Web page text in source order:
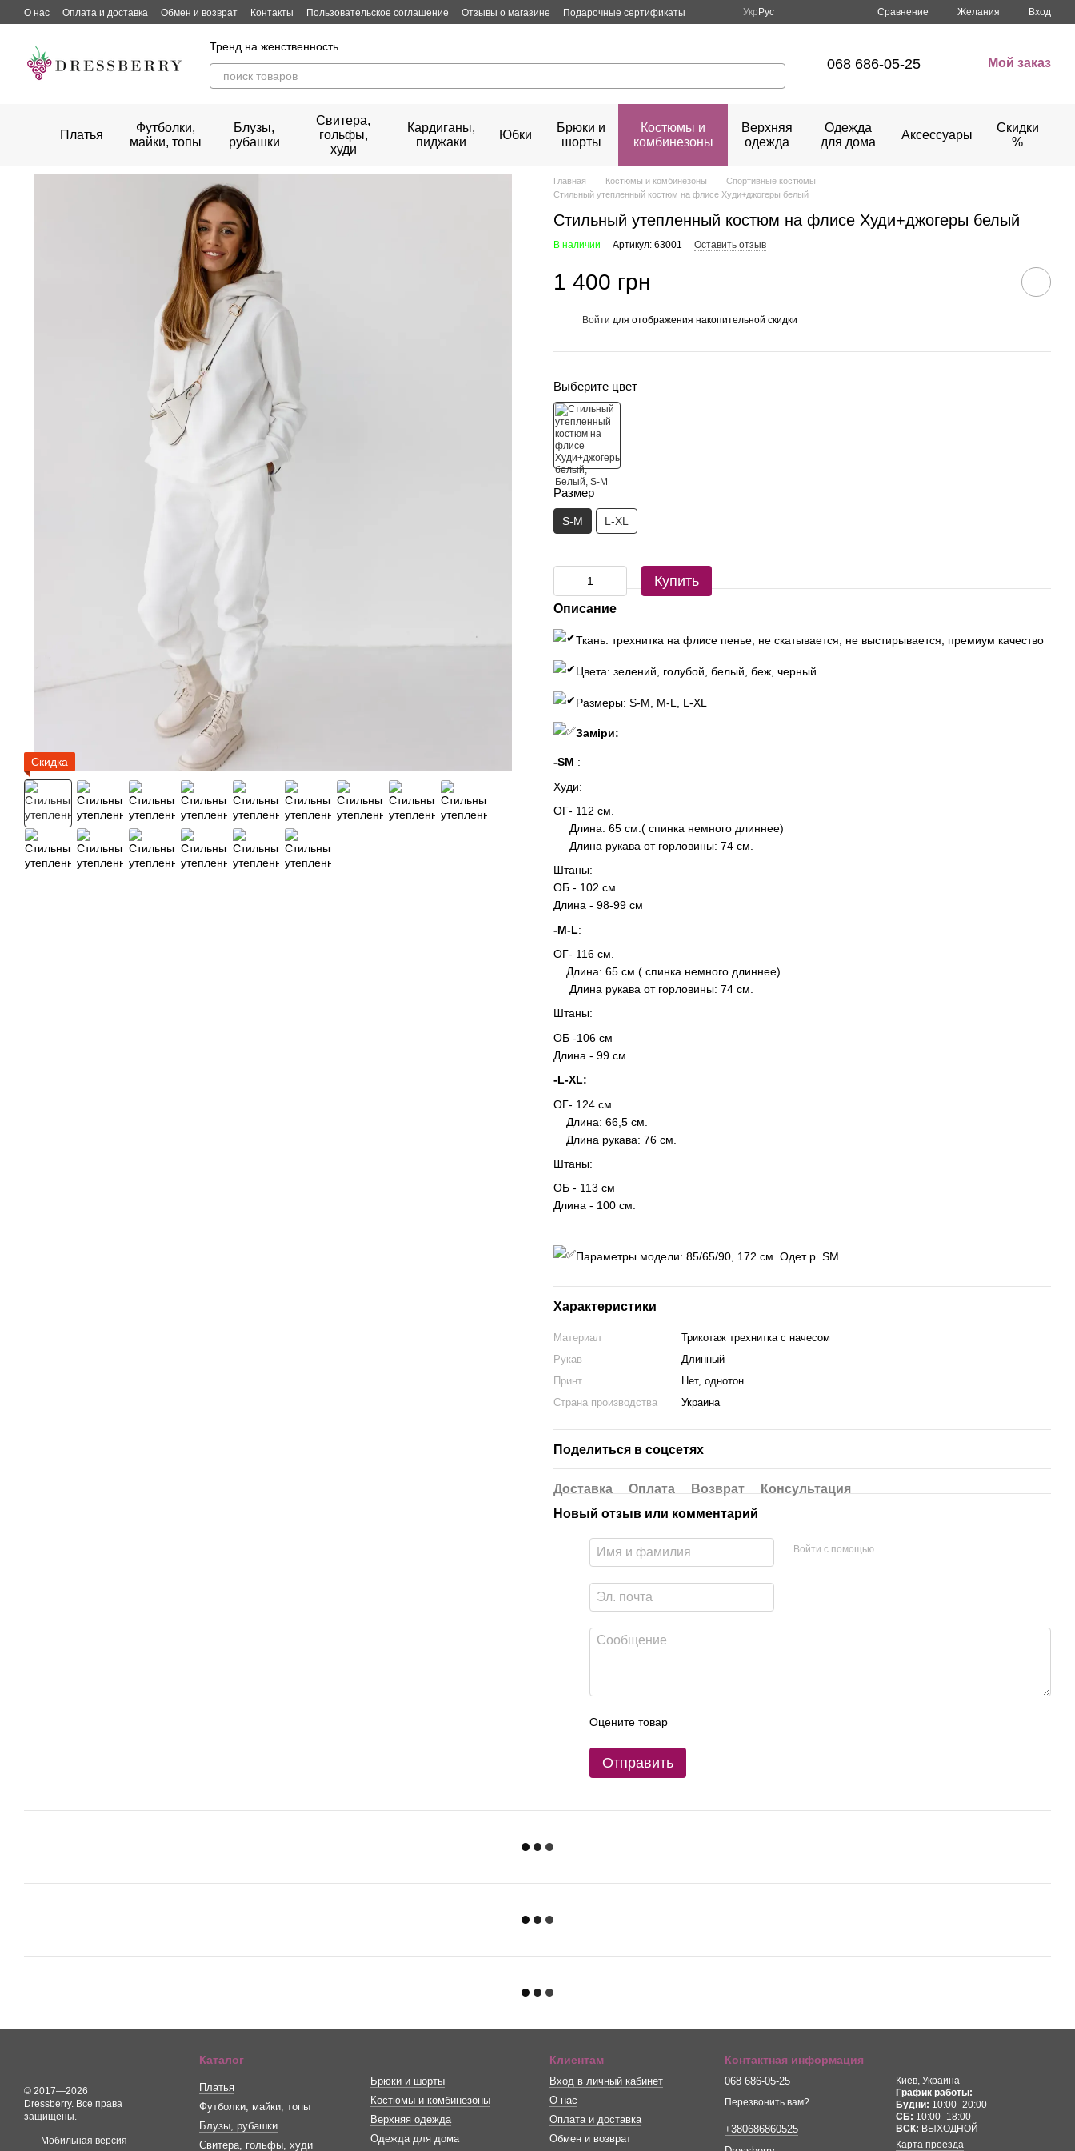
Перейти к основному контенту
О нас Оплата и доставка Обмен и возврат Контакты Пользовательское соглашение Отзывы о магазине Подарочные сертификаты Укр Рус Сравнение Желания Вход
Тренд на женственность
068 686-05-25 Мой заказ
Платья
Футболки,
майки, топы
Блузы,
рубашки
Свитера,
гольфы,
худи
Кардиганы,
пиджаки
Юбки
Брюки и
шорты
Костюмы и
комбинезоны
Верхняя
одежда
Одежда
для дома
Аксессуары
Скидки
%
Скидка
Главная Костюмы и комбинезоны
Спортивные костюмы
Стильный утепленный костюм на флисе Худи+джогеры белый
Стильный утепленный костюм на флисе Худи+джогеры белый
В наличии Артикул: 63001 Оставить отзыв
1 400 грн
Войти для отображения накопительной скидки
Выберите цвет
Размер
S-M L-XL
Купить
Описание
Ткань: трехнитка на флисе пенье, не скатывается, не выстирывается, премиум качество
Цвета: зелений, голубой, белый, беж, черный
Размеры: S-M, M-L, L-XL
Заміри:
-SМ :
Худи:
ОГ- 112 см.
Длина: 65 см.( спинка немного длиннее)
Длина рукава от горловины: 74 см.
Штаны:
ОБ - 102 см
Длина - 98-99 см
-М-L:
ОГ- 116 см.
Длина: 65 см.( спинка немного длиннее)
Длина рукава от горловины: 74 см.
Штаны:
ОБ -106 см
Длина - 99 см
-L-XL:
ОГ- 124 см.
Длина: 66,5 см.
Длина рукава: 76 см.
Штаны:
ОБ - 113 см
Длина - 100 см.
Параметры модели: 85/65/90, 172 см. Одет р. SM
Характеристики
Материал
Трикотаж трехнитка с начесом
Рукав
Длинный
Принт
Нет, однотон
Страна производства
Украина
Поделиться в соцсетях
Доставка Оплата Возврат
Консультация
Новый отзыв или комментарий
Войти с помощью
Оцените товар
Отправить
© 2017—2026
Dressberry. Все права
защищены.
Мобильная версия
Каталог
Платья
Футболки, майки, топы
Блузы, рубашки
Свитера, гольфы, худи
Брюки и шорты
Костюмы и комбинезоны
Верхняя одежда
Одежда для дома
Клиентам
Вход в личный кабинет
О нас
Оплата и доставка
Обмен и возврат
Контактная информация
068 686-05-25
Перезвонить вам?
+380686860525
Киев, Украина
График работы:
Будни: 10:00–20:00
СБ: 10:00–18:00
ВСК: ВЫХОДНОЙ
Карта проезда